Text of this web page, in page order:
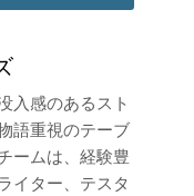
入感のあるスト
語重視のテーブ
ームは、経験豊
イター、テスタ